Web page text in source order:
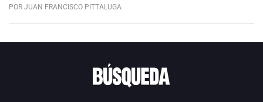
POR JUAN FRANCISCO PITTALUGA